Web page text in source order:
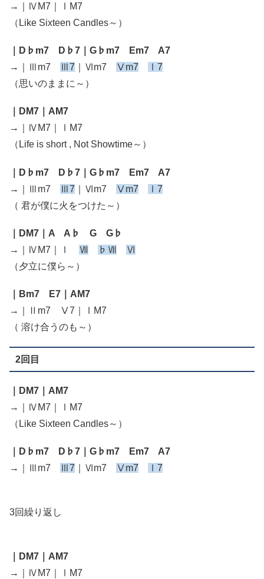
→｜ⅣM7｜ⅠM7
（Like Sixteen Candles～）
｜D♭m7 D♭7｜G♭m7 Em7 A7
→｜Ⅲm7
Ⅲ7 ｜Ⅵm7 Ⅴm7
Ⅰ7
（思いのままに～）
｜DM7｜AM7
→｜ⅣM7｜ⅠM7
（Life is short , Not Showtime～）
｜D♭m7 D♭7｜G♭m7 Em7 A7
→｜Ⅲm7
Ⅲ7 ｜Ⅵm7 Ⅴm7
Ⅰ7
（ 君が僕に火をつけた～）
｜DM7｜A A♭ G G♭
→｜ⅣM7｜Ⅰ
Ⅶ ♭Ⅶ
Ⅵ
（夕立に僕ら～）
｜Bm7 E7｜AM7
→｜Ⅱm7 Ⅴ7｜ⅠM7
（ 溶け合うのも～）
2回目
｜DM7｜AM7
→｜ⅣM7｜ⅠM7
（Like Sixteen Candles～）
｜D♭m7 D♭7｜G♭m7 Em7 A7
→｜Ⅲm7
Ⅲ7 ｜Ⅵm7 Ⅴm7 Ⅰ7
3回繰り返し
｜DM7｜AM7
→｜ⅣM7｜ⅠM7